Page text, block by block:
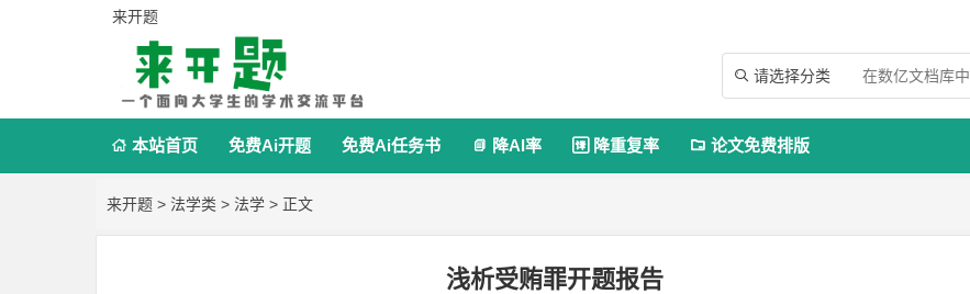
来开题
 请选择分类
 本站首页 免费Ai开题 免费Ai任务书  降AI率  降重复率  论文免费排版
来开题 > 法学类 > 法学 > 正文
浅析受贿罪开题报告